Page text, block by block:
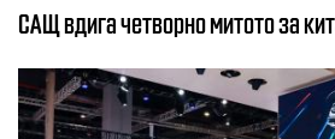
САЩ вдига четворно митото за